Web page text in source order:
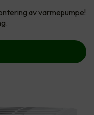
av varmepumpe!